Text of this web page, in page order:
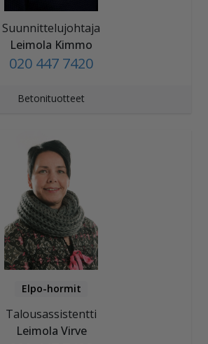
Suunnittelujohtaja
Leimola Kimmo
020 447 7420
Betonituotteet
Elpo-hormit
Talousassistentti
Leimola Virve